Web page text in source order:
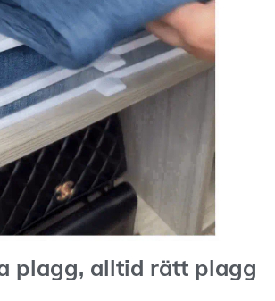
plagg, alltid rätt plagg